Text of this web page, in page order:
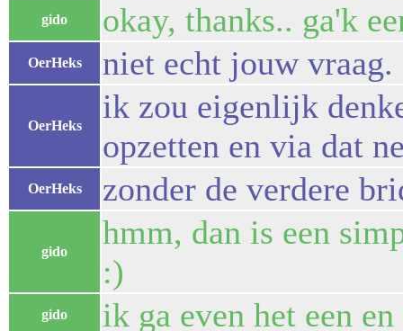
gido okay, thanks.. ga'k
OerHeks niet echt jouw vraag.
OerHeks
ik zou eigenlijk
opzetten en via dat
OerHeks zonder de verdere
gido
hmm, dan is een
:)
gido ik ga even het een